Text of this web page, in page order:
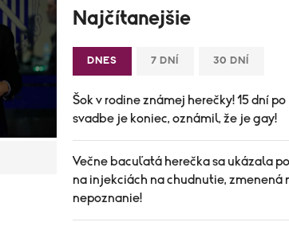
Najčítanejšie
DNES 7 DNÍ 30 DNÍ
Šok v rodine známej herečky! 15 dní po
svadbe je koniec, oznámil, že je gay!
Večne bacuľatá herečka sa ukázala
na injekciách na chudnutie, zmenená
nepoznanie!